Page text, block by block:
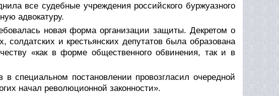
все судебные учреждения российского буржуазного
адвокатуру.
новая форма организации защиты. Декретом о
и крестьянских депутатов была образована
«как в форме общественного обвинения, так и в
специальном постановлении провозгласил очередной
начал революционной законности».